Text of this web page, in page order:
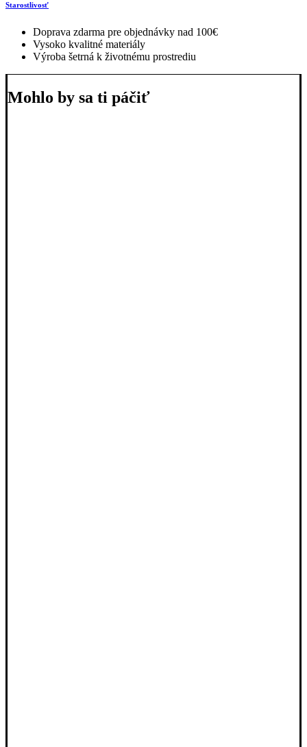
Starostlivosť
Doprava zdarma pre objednávky nad 100€
Vysoko kvalitné materiály
Výroba šetrná k životnému prostrediu
Mohlo by sa ti páčiť